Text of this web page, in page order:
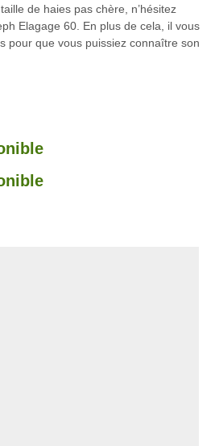
de haies pas chère, n’hésitez
Elagage 60. En plus de cela, il vous
pour que vous puissiez connaître son